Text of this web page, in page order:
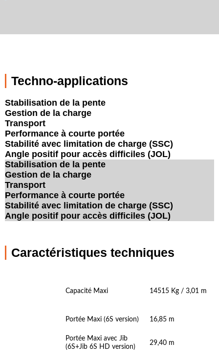
Techno-applications
Stabilisation de la pente
Gestion de la charge
Transport
Performance à courte portée
Stabilité avec limitation de charge (SSC)
Angle positif pour accès difficiles (JOL)
Stabilisation de la pente
Gestion de la charge
Transport
Performance à courte portée
Stabilité avec limitation de charge (SSC)
Angle positif pour accès difficiles (JOL)
Caractéristiques techniques
Capacité Maxi 14515 Kg / 3,01 m
Portée Maxi (6S version) 16,85 m
Portée Maxi avec Jib
(6S+Jib 6S HD version)
29,40 m